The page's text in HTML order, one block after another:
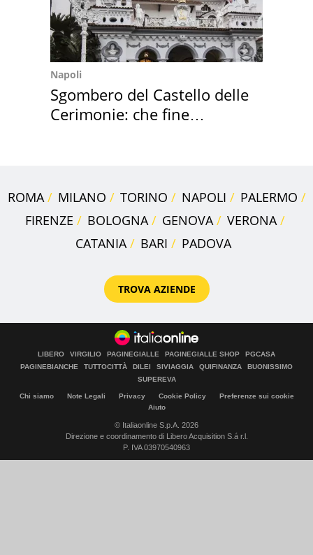
Napoli
Sgombero del Castello delle
Cerimonie: che fine
ROMA MILANO TORINO NAPOLI
PALERMO
FIRENZE
BOLOGNA GENOVA
VERONA
CATANIA
BARI PADOVA
TROVA AZIENDE
LIBERO VIRGILIO PAGINEGIALLE PAGINEGIALLE SHOP
PGCASA
PAGINEBIANCHE
TUTTOCITTÀ DILEI SIVIAGGIA QUIFINANZA
BUONISSIMO
SUPEREVA
Chi siamo Note Legali Privacy Cookie Policy
Preferenze sui cookie
Aiuto
© Italiaonline S.p.A. 2026
Direzione e coordinamento di Libero Acquisition S.á r.l.
P. IVA 03970540963